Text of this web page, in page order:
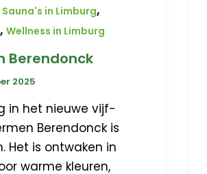
Sauna's in Limburg,
, Wellness in Limburg
Berendonck
2025
in het nieuwe vijf-
Berendonck is
Het is ontwaken in
warme kleuren,